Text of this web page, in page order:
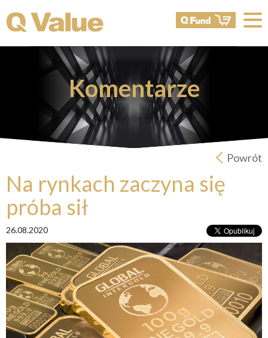
Komentarze
Powrót
Na rynkach zaczyna się
próba sił
26.08.2020